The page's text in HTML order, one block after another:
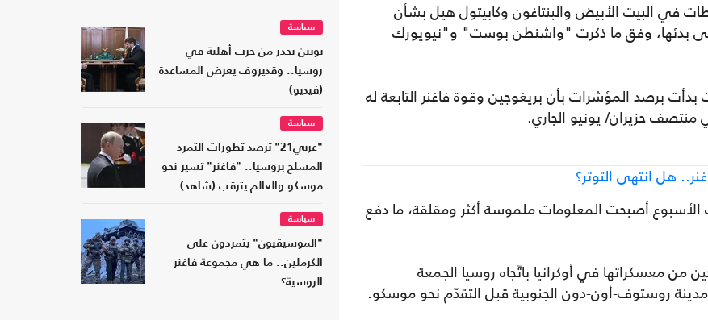
في البيت الأبيض والبنتاغون وكابيتول هيل بشأن
بدئها، وفق ما ذكرت "واشنطن بوست" و"نيويورك
برصد المؤشرات بأن بريغوجين وقوة فاغنر التابعة له
منتصف حزيران/ يونيو الجاري.
هل انتهى التوتر؟
أصبحت المعلومات ملموسة أكثر ومقلقة، ما دفع
معسكراتها في أوكرانيا باتّجاه روسيا الجمعة
روستوف-أون-دون الجنوبية قبل التقدّم نحو موسكو.
سياسة
بوتين يحذر من حرب أهلية في
روسيا.. وقديروف يعرض المساعدة
(فيديو)
سياسة
"عربي21" ترصد تطورات التمرد
المسلح بروسيا.. "فاغنر" تسير نحو
موسكو والعالم يترقب (شاهد)
سياسة
"الموسيقيون" يتمردون على
الكرملين.. ما هي مجموعة فاغنر
الروسية؟